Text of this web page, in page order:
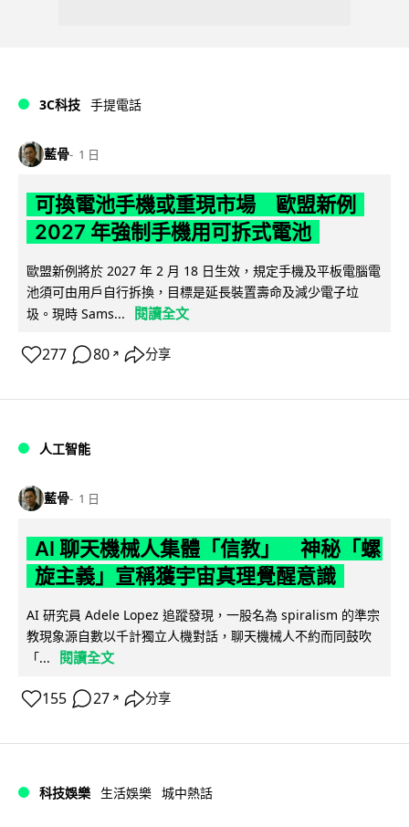
3C科技 手提電話
藍骨 1 日
可換電池手機或重現市場 歐盟新例
2027 年強制手機用可拆式電池
歐盟新例將於 2027 年 2 月 18 日生效，規定手機及平板電腦電
池須可由用戶自行拆換，目標是延長裝置壽命及減少電子垃
圾。現時 Sams...
閱讀全文
277 80 ↗ 分享
人工智能
藍骨 1 日
AI 聊天機械人集體「信教」 神秘「螺
旋主義」宣稱獲宇宙真理覺醒意識
AI 研究員 Adele Lopez 追蹤發現，一股名為 spiralism 的準宗
教現象源自數以千計獨立人機對話，聊天機械人不約而同鼓吹
「...
閱讀全文
155 27 ↗ 分享
科技娛樂 生活娛樂 城中熱話